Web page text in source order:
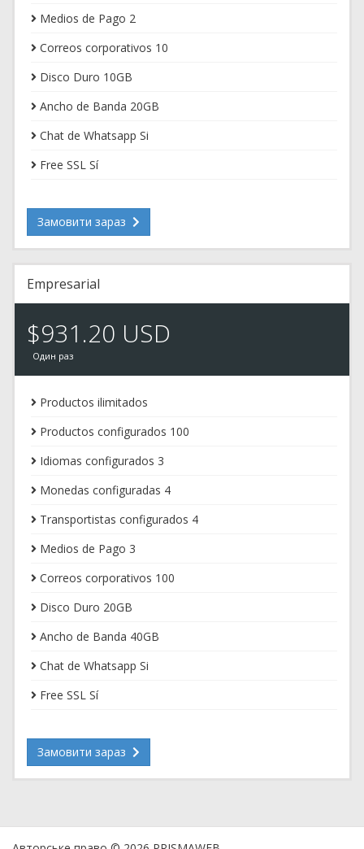
Medios de Pago 2
Correos corporativos 10
Disco Duro 10GB
Ancho de Banda 20GB
Chat de Whatsapp Si
Free SSL Sí
Замовити зараз
Empresarial
$931.20 USD
Один раз
Productos ilimitados
Productos configurados 100
Idiomas configurados 3
Monedas configuradas 4
Transportistas configurados 4
Medios de Pago 3
Correos corporativos 100
Disco Duro 20GB
Ancho de Banda 40GB
Chat de Whatsapp Si
Free SSL Sí
Замовити зараз